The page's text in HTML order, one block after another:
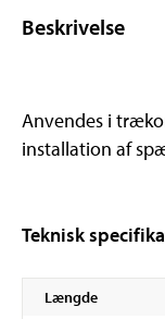
Beskrivelse
Anvendes i
installation af
Teknisk
Længde